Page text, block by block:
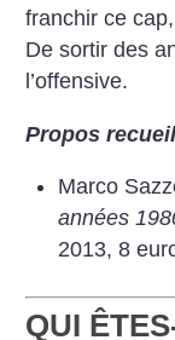
franchir ce
De sortir des
l’offensive.
Propos
Marco
années
2013, 8
QUI